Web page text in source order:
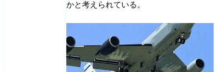
かと考えられている。